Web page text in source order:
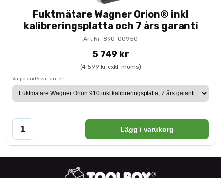
Fuktmätare Wagner Orion® inkl
kalibreringsplatta och 7 års garanti
Art.Nr: 890-00950
5 749 kr
(4 599 kr exkl. moms)
Välj bland 5 varianter:
Lägg i varukorg